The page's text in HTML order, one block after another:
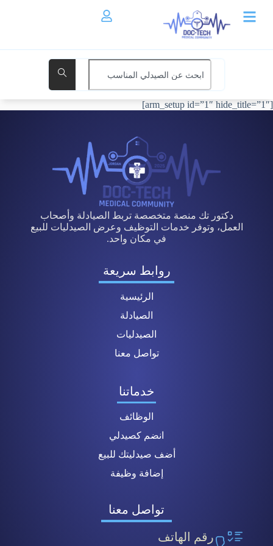
[arm_setup id=”1″ hide_title=”1″]
دكتور تك منصة متخصصة تربط الصيادلة وأصحاب
العمل، وتوفر خدمات التوظيف وعرض الصيدليات للبيع
في مكان واحد.
روابط سريعة
الرئيسية
الصيادلة
الصيدليات
تواصل معنا
خدماتنا
الوظائف
انضم كصيدلي
أضف صيدليتك للبيع
إضافة وظيفة
تواصل معنا
رقم الهاتف